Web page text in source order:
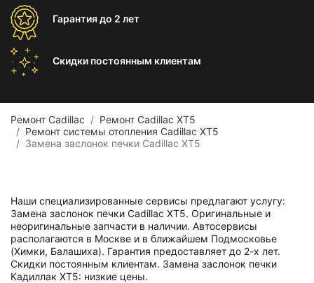
Гарантиядо 2 лет
Скидки постоянным клиентам
Ремонт Cadillac
Ремонт Cadillac XT5
Ремонт системы отопления Cadillac XT5
Замена заслонок печки Cadillac XT5
Наши специализированные сервисы предлагают услугу:
Замена заслонок печки Cadillac XT5. Оригинальные и
неоригинальные запчасти в наличии. Автосервисы
располагаются в Москве и в ближайшем Подмосковье
(Химки, Балашиха). Гарантия предоставляет до 2-х лет.
Скидки постоянным клиентам. Замена заслонок печки
Кадиллак ХТ5: низкие цены.